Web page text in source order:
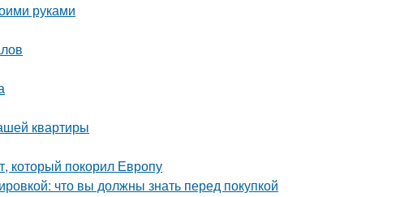
руками
квартиры
который покорил Европу
что вы должны знать перед покупкой